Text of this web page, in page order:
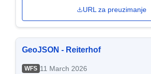
URL za preuzimanje
GeoJSON - Reiterhof
WFS 11 March 2026